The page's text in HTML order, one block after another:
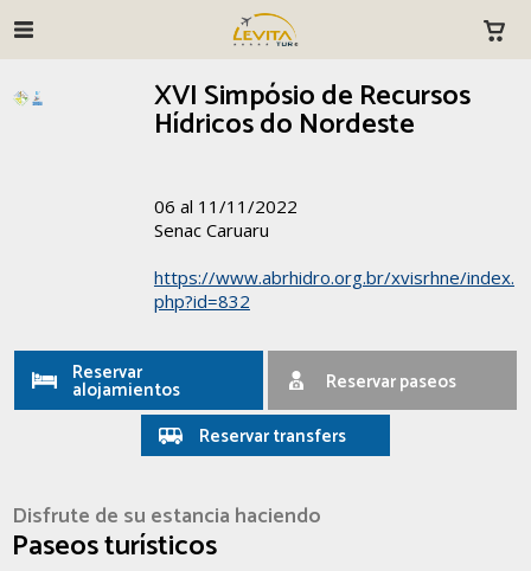
XVI Simpósio de Recursos
Hídricos do Nordeste
06 al 11/11/2022
Senac Caruaru
https://www.abrhidro.org.br/xvisrhne/index.
php?id=832
Reservar
alojamientos
Reservar paseos
Reservar transfers
Disfrute de su estancia haciendo
Paseos turísticos